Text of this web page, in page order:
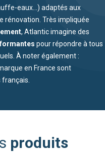
produits